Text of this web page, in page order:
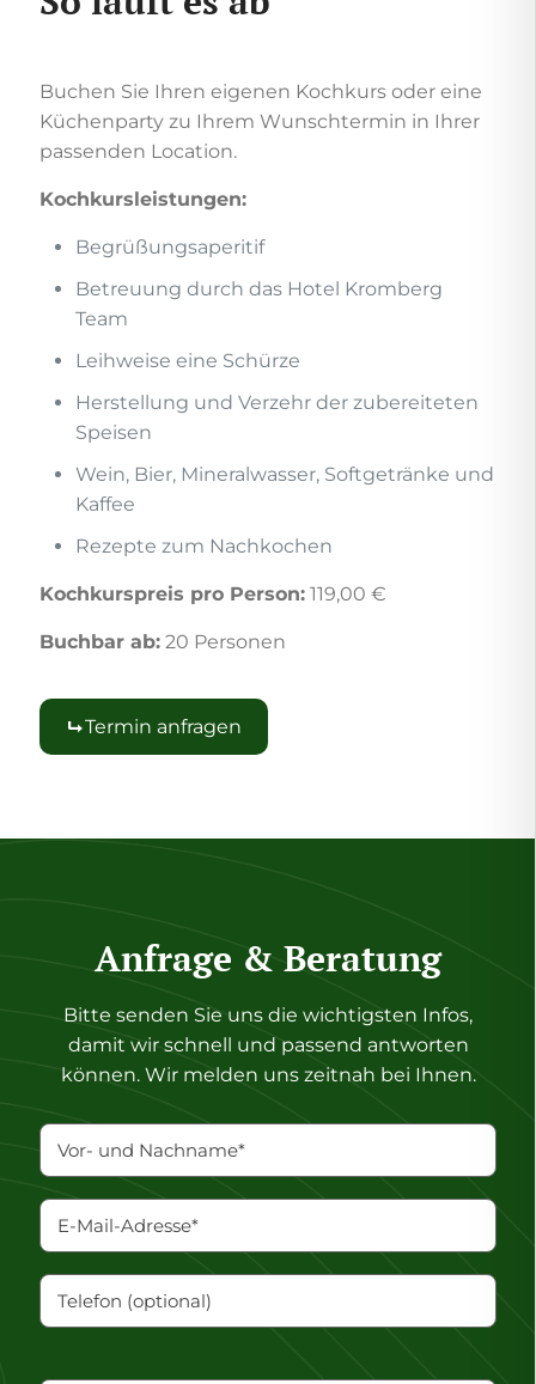
Buchen Sie Ihren eigenen Kochkurs oder eine
Küchenparty zu Ihrem Wunschtermin in Ihrer
passenden Location.
Kochkursleistungen:
Begrüßungsaperitif
Betreuung durch das Hotel Kromberg
Team
Leihweise eine Schürze
Herstellung und Verzehr der zubereiteten
Speisen
Wein, Bier, Mineralwasser, Softgetränke und
Kaffee
Rezepte zum Nachkochen
Kochkurspreis pro Person: 119,00 €
Buchbar ab: 20 Personen
Termin anfragen
Anfrage & Beratung
Bitte senden Sie uns die wichtigsten Infos,
damit wir schnell und passend antworten
können. Wir melden uns zeitnah bei Ihnen.